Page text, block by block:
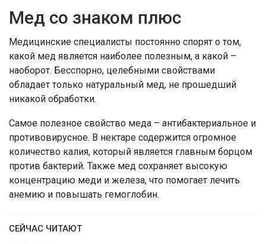
Мед со знаком плюс
Медицинские специалисты постоянно спорят о том,
какой мед является наиболее полезным, а какой –
наоборот. Бесспорно, целебными свойствами
обладает только натуральный мед, не прошедший
никакой обработки.
Самое полезное свойство меда – антибактериальное и
противовирусное. В нектаре содержится огромное
количество калия, который является главным борцом
против бактерий. Также мед сохраняет высокую
концентрацию меди и железа, что помогает лечить
анемию и повышать гемоглобин.
СЕЙЧАС ЧИТАЮТ